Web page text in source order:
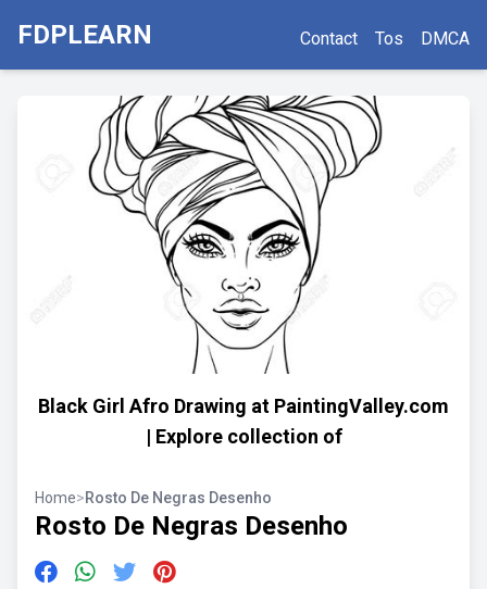
FDPLEARN Contact Tos DMCA
Black Girl Afro Drawing at PaintingValley.com
| Explore collection of
Home>Rosto De Negras Desenho
Rosto De Negras Desenho